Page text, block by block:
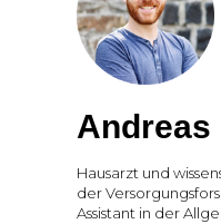
Andreas
Hausarzt und
der
Assistant in der